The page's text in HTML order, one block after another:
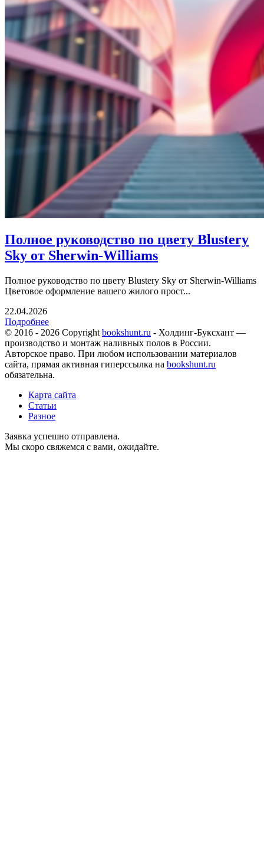
Полное руководство по цвету Blustery
Sky от Sherwin-Williams
Полное руководство по цвету Blustery Sky от Sherwin-Williams
Цветовое оформление вашего жилого прост...
22.04.2026
Подробнее
© 2016 - 2026 Copyright bookshunt.ru - Холдинг-Буксхант —
производство и монтаж наливных полов в России.
Авторское право. При любом использовании материалов
сайта, прямая активная гиперссылка на bookshunt.ru
обязательна.
Карта сайта
Статьи
Разное
Заявка успешно отправлена.
Мы скоро свяжемся с вами, ожидайте.